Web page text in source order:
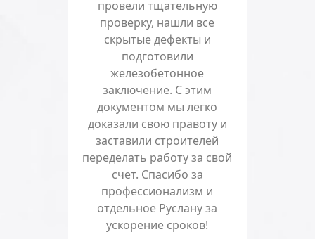
провели тщательную
проверку, нашли все
скрытые дефекты и
подготовили
железобетонное
заключение. С этим
документом мы легко
доказали свою правоту и
заставили строителей
переделать работу за свой
счет. Спасибо за
профессионализм и
отдельное Руслану за
ускорение сроков!